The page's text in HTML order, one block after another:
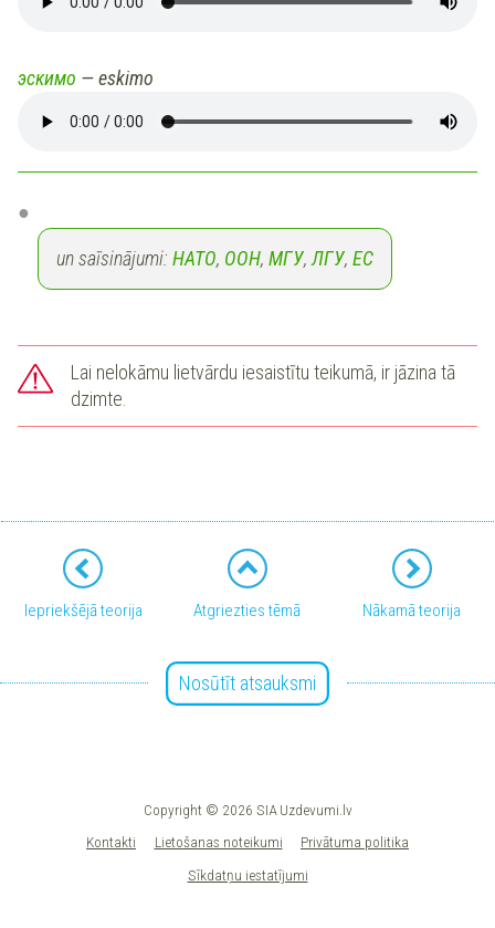
эскимо — eskimo
un saīsinājumi: НАТО, ООН, МГУ,ЛГУ, ЕС
Lai nelokāmu lietvārdu iesaistītu teikumā, ir jāzina tā
dzimte.
Iepriekšējā teorija Atgriezties tēmā Nākamā teorija
Nosūtīt atsauksmi
Copyright © 2026 SIA Uzdevumi.lv
Kontakti
Lietošanas noteikumi
Privātuma politika
Sīkdatņu iestatījumi